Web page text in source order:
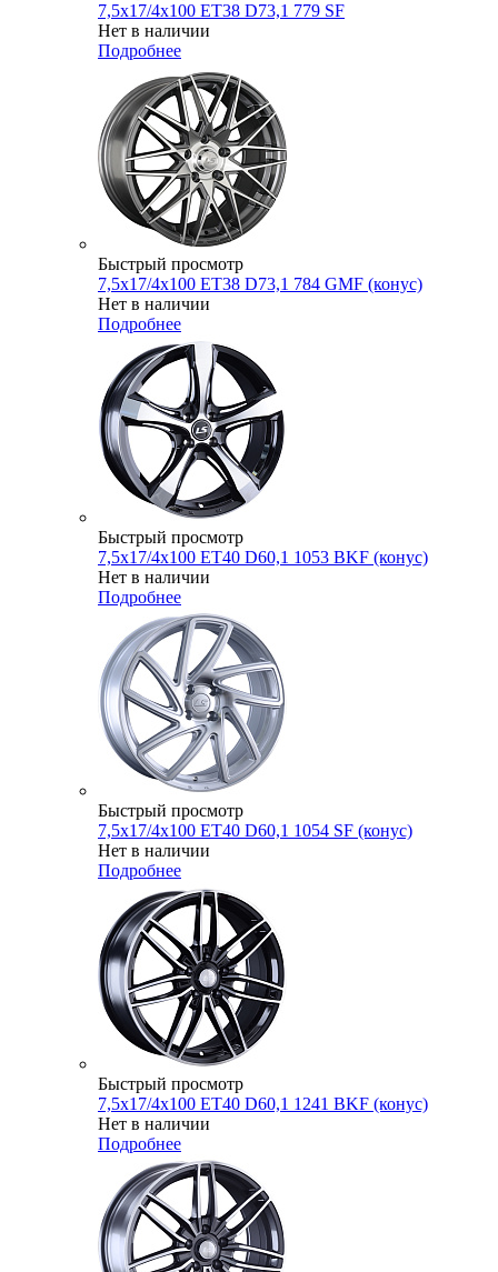
7,5x17/4x100 ET38 D73,1 779 SF
Нет в наличии
Подробнее
Быстрый просмотр
7,5x17/4x100 ET38 D73,1 784 GMF (конус)
Нет в наличии
Подробнее
Быстрый просмотр
7,5x17/4x100 ET40 D60,1 1053 BKF (конус)
Нет в наличии
Подробнее
Быстрый просмотр
7,5x17/4x100 ET40 D60,1 1054 SF (конус)
Нет в наличии
Подробнее
Быстрый просмотр
7,5x17/4x100 ET40 D60,1 1241 BKF (конус)
Нет в наличии
Подробнее